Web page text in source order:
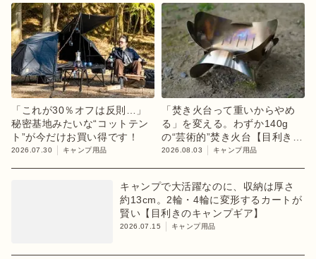
「これが30％オフは反則…」
秘密基地みたいな“コットテン
ト”が今だけお買い得です！
2026.07.30 キャンプ用品
「焚き火台って重いからやめ
る」を変える。わずか140g
の“芸術的”焚き火台【目利きの
キャンプギア】
2026.08.03 キャンプ用品
キャンプで大活躍なのに、収納は厚さ
約13cm。2輪・4輪に変形するカートが
賢い【目利きのキャンプギア】
2026.07.15 キャンプ用品